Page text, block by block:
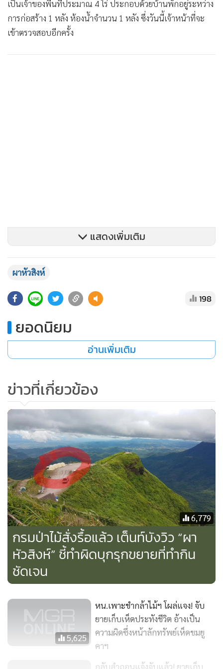
เป็นเจ้าของพื้นที่ประมาณ 4 ไร่ ประกอบด้วยบ้านพักอยู่ระหว่าง
การก่อสร้าง 1 หลัง ห้องน้ำจำนวน 1 หลัง ซึ่งวันนี้เจ้าหน้าที่จะ
เข้าตรวจสอบอีกครั้ง
“พื้นที่ทั้ง 3 แปลง บนผาหัวสิงห์ เป็นการบุกรุกขยายพื้นที่ชัดเจน
ทำเกษตร ซึ่งพื้นที่ดังกล่าวเป็นพื้นที่ลุ่มน้ำ 1 เอ โดยกรมป่าไม้ได้
แจ้งความเอาผิดตาม พ.ร.บ.ป่าไม้ฯ และ พ.ร.บ.ควบคุมอาคาร
พร้อมติดป้ายประกาศแนวเขตอุทยานแห่งชาติเขาค้อ เอาไว้
อีกด้านความคืบหน้ากรณีที่ นายประธาน ตันรุ่งเรืองกิจ หัวหน้า
สถานีเพาะชำกล้าไม้ จ.ศรีสะเกษ มอบหมายให้เจ้าหน้าที่ เข้าแจ้ง
ความที่ สภ.เมืองศรีสะเกษ จับกุม นางปราณี โยแก้ว อายุ 63 ปี,
นางบุญมี อิทธิเดช อายุ 59 ปี และนางทัศศอร โยแก้ว อายุ 36 ปี
ชาวบ้าน 3 คนที่เข้าไปเก็บเห็ดโดยไม่ได้รับอนุญาต ในพื้นที่
สถานีเพาะชำกล้าไม้ ต.หนองไผ่ อ.เมือง เมื่อวันที่ 8 ก.ค. ซึ่งชาว
บ้านทั้ง 3 รายชี้แจงว่าเข้าไปเก็บเห็ดขมยูคาลิปตัสเพื่อนำมา
ประกอบอาหารประทังชีวิตเท่านั้น
นายอรรถพล เปิดเผยว่า หลังจากทราบเรื่องนี้ ได้โทรศัพท์ไป
สอบถามที่เกิดเหตุแล้ว เบื้องต้นได้สั่งการให้หัวหน้าสถานีเพาะ
ชำกล้าไม้ศรีษะเกษถอนแจ้งความกับประชาชนทั้ง 3 คนแล้ว
เพราะเห็นว่าเรื่องนี้ไม่ใช่เรื่องใหญ่โตมากมาย อีกทั้งในช่วง
สถานการณ์การแพร่ระบาดของโรคโควิด-19 ได้สั่งการไปยัง
หน่วยงานกรมป่าไม้ทั่วประเทศแล้วว่า ให้พื้นที่ผ่อนปรนให้
ประชาชนเข้าพื้นที่ไปหาเก็บของป่าเล็ก ๆน้อย ๆสำหรับการ
ดำรงชีวิต เช่น เก็บเห็ด หรือหาหน่อไม้ได้ แต่ต้องไม่ก่อให้เกิด
ความเสียหายให้พื้นที่นั้นๆ
แสดงเพิ่มเติม
ผาหัวสิงห์
198
ยอดนิยม
อ่านเพิ่มเติม
ข่าวที่เกี่ยวข้อง
6,779
กรมป่าไม้สั่งรื้อแล้ว เต็นท์บังวิว “ผา
หัวสิงห์” ชี้ทำผิดบุกรุกขยายที่ทำกิน
ชัดเจน
5,625
หน.เพาะชำกล้าไม้ฯ โผล่แจง! จับ
ยายเก็บเห็ดประทังชีวิต อ้างเป็น
ความผิดซึ่งหน้าลักทรัพย์เห็ดขมยู
คาฯ
กลับลำถอนแจ้งจับแล้ว! ยายเก็บ